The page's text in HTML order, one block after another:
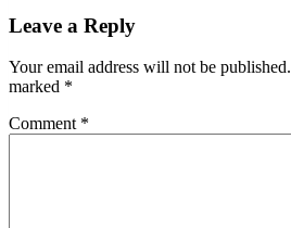
Leave a Reply
Your email address will not be published.
marked *
Comment *